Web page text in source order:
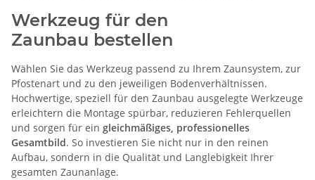
Werkzeug für den
Zaunbau bestellen
Wählen Sie das Werkzeug passend zu Ihrem Zaunsystem, zur
Pfostenart und zu den jeweiligen Bodenverhältnissen.
Hochwertige, speziell für den Zaunbau ausgelegte Werkzeuge
erleichtern die Montage spürbar, reduzieren Fehlerquellen
und sorgen für ein gleichmäßiges, professionelles
Gesamtbild. So investieren Sie nicht nur in den reinen
Aufbau, sondern in die Qualität und Langlebigkeit Ihrer
gesamten Zaunanlage.